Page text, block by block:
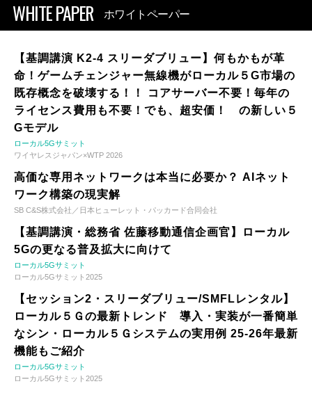
WHITE PAPER ホワイトペーパー
【基調講演 K2-4 スリーダブリュー】何もかもが革
命！ゲームチェンジャー無線機がローカル５G市場の
既存概念を破壊する！！ コアサーバー不要！毎年の
ライセンス費用も不要！でも、超安価！ の新しい５
Gモデル
ローカル5Gサミット
ワイヤレスジャパン×WTP 2026
高価な専用ネットワークは本当に必要か？ AIネット
ワーク構築の現実解
SB C&S株式会社／日本ヒューレット・パッカード合同会社
【基調講演・総務省 佐藤移動通信企画官】ローカル
5Gの更なる普及拡大に向けて
ローカル5Gサミット
ローカル5Gサミット2025
【セッション2・スリーダブリュー/SMFLレンタル】
ローカル５Ｇの最新トレンド 導入・実装が一番簡単
なシン・ローカル５Ｇシステムの実用例 25-26年最新
機能もご紹介
ローカル5Gサミット
ローカル5Gサミット2025